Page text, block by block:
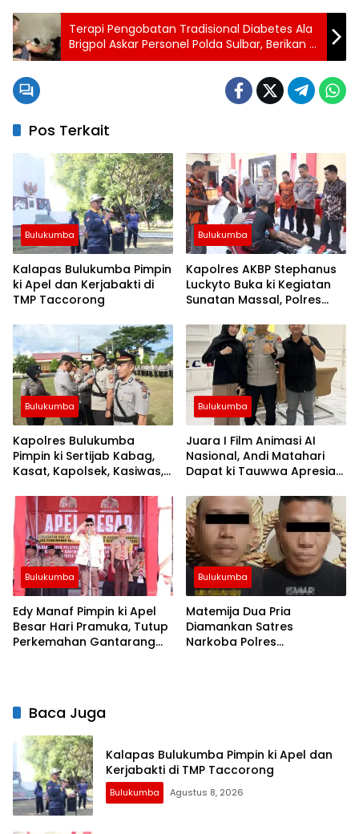
Terapi Pengobatan Tradisional Diabetes Ala
Brigpol Askar Personel Polda Sulbar, Berikan ki
Solusi Sehat untuk Masyarakat!
Pos Terkait
Bulukumba
Kalapas Bulukumba Pimpin
ki Apel dan Kerjabakti di
TMP Taccorong
Bulukumba
Kapolres AKBP Stephanus
Luckyto Buka ki Kegiatan
Sunatan Massal, Polres
dengan Pemuda Pancasila
Bulukumba
Kapolres Bulukumba
Pimpin ki Sertijab Kabag,
Kasat, Kapolsek, Kasiwas,
Bulukumba
Juara I Film Animasi AI
Nasional, Andi Matahari
Dapat ki Tauwwa Apresiasi
Bulukumba
Edy Manaf Pimpin ki Apel
Besar Hari Pramuka, Tutup
Perkemahan Gantarang
Bulukumba
Matemija Dua Pria
Diamankan Satres
Narkoba Polres
Baca Juga
Kalapas Bulukumba Pimpin ki Apel dan
Kerjabakti di TMP Taccorong
Bulukumba Agustus 8, 2026